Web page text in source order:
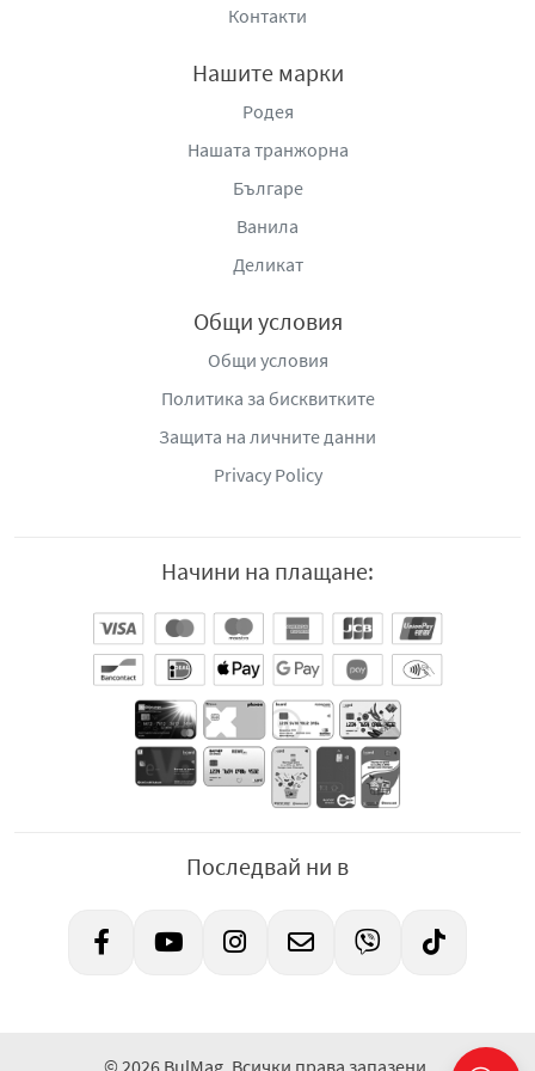
sales@minkovbrothers.bg
България, бул. Джеймс Баучер 83-85, тел: (02) 962 20 30,
export@sisindustries.bg,sales@sisindustries.bg
Контакти
Нашите марки
Родея
Нашата транжорна
Българе
Ванила
Деликат
Общи условия
Общи условия
Политика за бисквитките
Защита на личните данни
Privacy Policy
Начини на плащане:
Последвай ни в
© 2026 BulMag. Всички права запазени.